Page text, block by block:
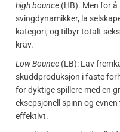
high bounce (HB). Men for
svingdynamikker, la
kategori, og tilbyr totalt seks
krav.
Low Bounce (LB): Lav
skuddproduksjon i faste
for dyktige spillere med en
eksepsjonell spinn og
effektivt.